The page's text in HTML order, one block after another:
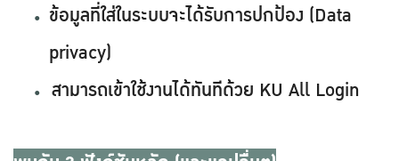
ข้อมูลที่ใส่ในระบบจะได้รับการปกป้อง (Data
privacy)
สามารถเข้าใช้งานได้ทันทีด้วย KU All Login